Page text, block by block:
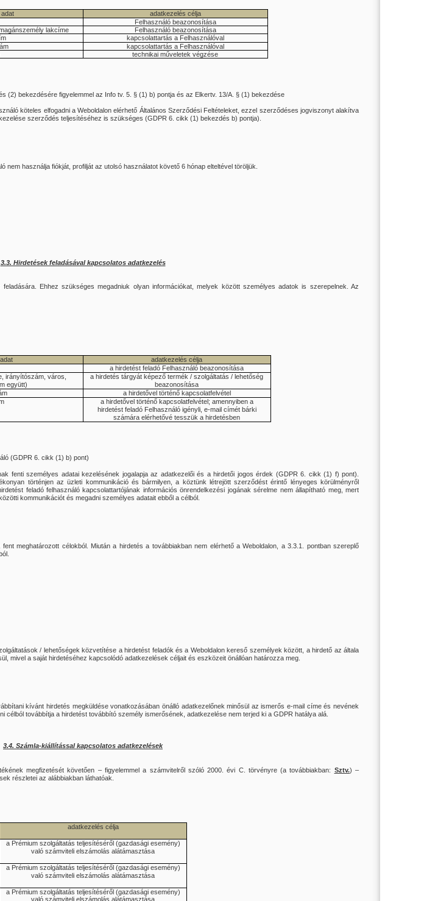
adatkezelés célja
Felhasználó beazonosítása
lakcíme
Felhasználó beazonosítása
kapcsolattartás a Felhasználóval
kapcsolattartás a Felhasználóval
technikai műveletek végzése
(2) bekezdésére figyelemmel az Info tv. 5. § (1) b) pontja és az Elkertv. 13/A. § (1) bekezdése
köteles elfogadni a Weboldalon elérhető Általános Szerződési Feltételeket, ezzel szerződéses jogviszonyt alakítva
szerződés teljesítéséhez is szükséges (GDPR 6. cikk (1) bekezdés b) pontja).
nem használja fiókját, profilját az utolsó használatot követő 6 hónap elteltével töröljük.
3.3. Hirdetések feladásával kapcsolatos adatkezelés
Ehhez szükséges megadniuk olyan információkat, melyek között személyes adatok is szerepelnek. Az
adatkezelés célja
a hirdetést feladó Felhasználó beazonosítása
irányítószám, város,
együtt)
a hirdetés tárgyát képező termék / szolgáltatás / lehetőség
beazonosítása
a hirdetővel történő kapcsolatfelvétel
a hirdetővel történő kapcsolatfelvétel; amennyiben a
hirdetést feladó Felhasználó igényli, e-mail címét bárki
számára elérhetővé tesszük a hirdetésben
(GDPR 6. cikk (1) b) pont)
fenti személyes adatai kezelésének jogalapja az adatkezelői és a hirdetői jogos érdek (GDPR 6. cikk (1) f) pont).
történjen az üzleti kommunikáció és bármilyen, a köztünk létrejött szerződést érintő lényeges körülményről
feladó felhasználó kapcsolattartójának információs önrendelkezési jogának sérelme nem állapítható meg, mert
kommunikációt és megadni személyes adatait ebből a célból.
meghatározott célokból. Miután a hirdetés a továbbiakban nem elérhető a Weboldalon, a 3.3.1. pontban szereplő
/ lehetőségek közvetítése a hirdetést feladók és a Weboldalon kereső személyek között, a hirdető az általa
mivel a saját hirdetéséhez kapcsolódó adatkezelések céljait és eszközeit önállóan határozza meg.
kívánt hirdetés megküldése vonatkozásában önálló adatkezelőnek minősül az ismerős e-mail címe és nevének
célból továbbítja a hirdetést továbbító személy ismerősének, adatkezelése nem terjed ki a GDPR hatálya alá.
3.4. Számla-kiállítással kapcsolatos adatkezelések
megfizetését követően – figyelemmel a számvitelről szóló 2000. évi C. törvényre (a továbbiakban: Sztv.) –
részletei az alábbiakban láthatóak.
adatkezelés célja
a Prémium szolgáltatás teljesítéséről (gazdasági esemény)
való számviteli elszámolás alátámasztása
a Prémium szolgáltatás teljesítéséről (gazdasági esemény)
való számviteli elszámolás alátámasztása
a Prémium szolgáltatás teljesítéséről (gazdasági esemény)
való számviteli elszámolás alátámasztása